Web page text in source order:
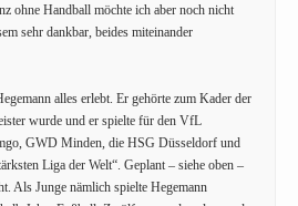
ohne Handball möchte ich aber noch nicht
sehr dankbar, beides miteinander
alles erlebt. Er gehörte zum Kader der
wurde und er spielte für den VfL
GWD Minden, die HSG Düsseldorf und
Liga der Welt“. Geplant – siehe oben –
Als Junge nämlich spielte Hegemann